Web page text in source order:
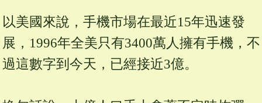
以美國來說，手機市場在最近15年迅速發
展，1996年全美只有3400萬人擁有手機，不
過這數字到今天，已經接近3億。